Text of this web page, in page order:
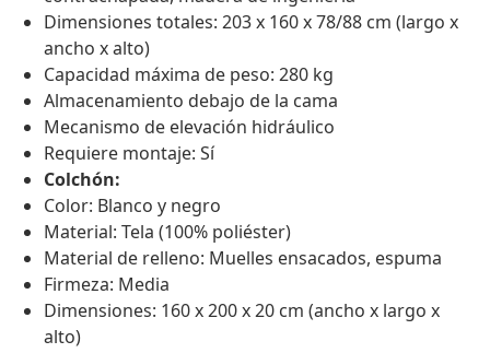
Dimensiones totales: 203 x 160 x 78/88 cm (largo x
ancho x alto)
Capacidad máxima de peso: 280 kg
Almacenamiento debajo de la cama
Mecanismo de elevación hidráulico
Requiere montaje: Sí
Colchón:
Color: Blanco y negro
Material: Tela (100% poliéster)
Material de relleno: Muelles ensacados, espuma
Firmeza: Media
Dimensiones: 160 x 200 x 20 cm (ancho x largo x
alto)